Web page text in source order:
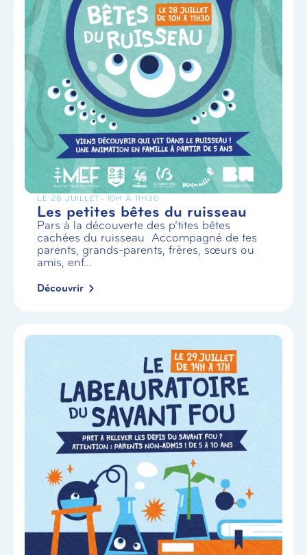
LE 28 JUILLET- 10H À 11H30
Les petites bêtes du ruisseau
Pars à la découverte des p’tites bêtes
cachées du ruisseau Accompagné de tes
parents, grands-parents, frères, sœurs ou
amis, enf...
Découvrir